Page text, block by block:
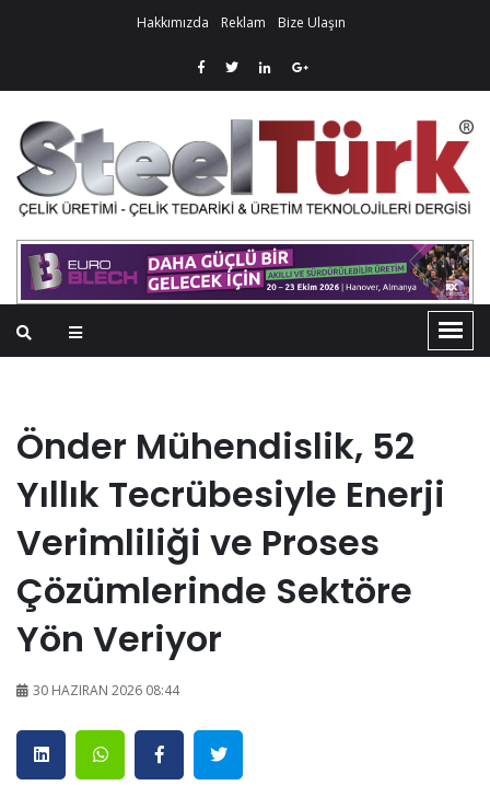
Hakkımızda Reklam Bize Ulaşın
Önder Mühendislik, 52
Yıllık Tecrübesiyle Enerji
Verimliliği ve Proses
Çözümlerinde Sektöre
Yön Veriyor
30 HAZIRAN 2026 08:44